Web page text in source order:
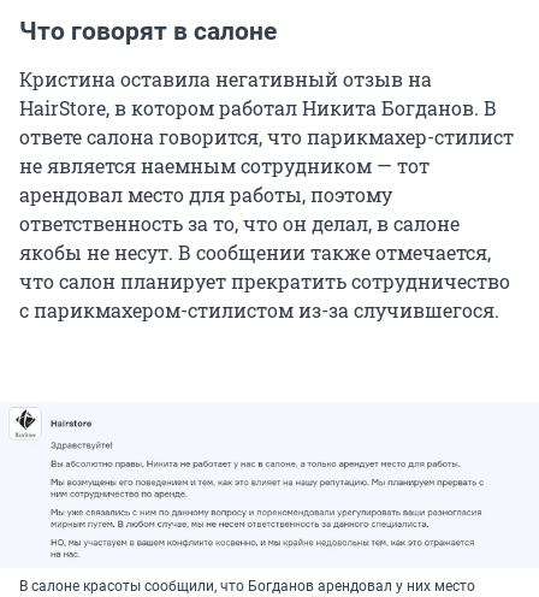
Что говорят в салоне
Кристина оставила негативный отзыв на
HairStore, в котором работал Никита Богданов. В
ответе салона говорится, что парикмахер-стилист
не является наемным сотрудником — тот
арендовал место для работы, поэтому
ответственность за то, что он делал, в салоне
якобы не несут. В сообщении также отмечается,
что салон планирует прекратить сотрудничество
с парикмахером-стилистом из-за случившегося.
В салоне красоты сообщили, что Богданов арендовал у них место